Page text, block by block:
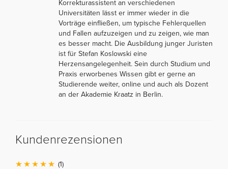
Korrekturassistent an verschiedenen
Universitäten lässt er immer wieder in die
Vorträge einfließen, um typische Fehlerquellen
und Fallen aufzuzeigen und zu zeigen, wie man
es besser macht. Die Ausbildung junger Juristen
ist für Stefan Koslowski eine
Herzensangelegenheit. Sein durch Studium und
Praxis erworbenes Wissen gibt er gerne an
Studierende weiter, online und auch als Dozent
an der Akademie Kraatz in Berlin.
Kundenrezensionen
(1)